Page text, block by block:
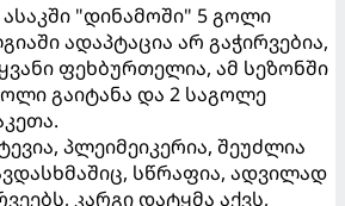
"დინამოში" 5 გოლი
ადაპტაცია არ გაჭირვებია,
ფეხბურთელია, ამ სეზონში
გაიტანა და 2 საგოლე
პლეიმეიკერია, შეუძლია
სწრაფია, ადვილად
კარგი დატყმა აქვს,